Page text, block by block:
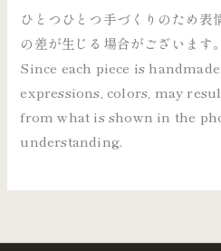
ひとつひとつ手づくりのため表
の差が生じる場合がございます
Since each piece is
expressions, colors, may
from what is shown in the
understanding.